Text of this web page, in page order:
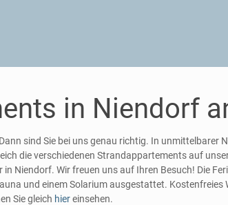
in Niendorf
sind Sie bei uns genau richtig. In unmittelbarer
die verschiedenen Strandappartements auf
Niendorf. Wir freuen uns auf Ihren Besuch! Die
und einem Solarium ausgestattet.
Sie gleich hiereinsehen.